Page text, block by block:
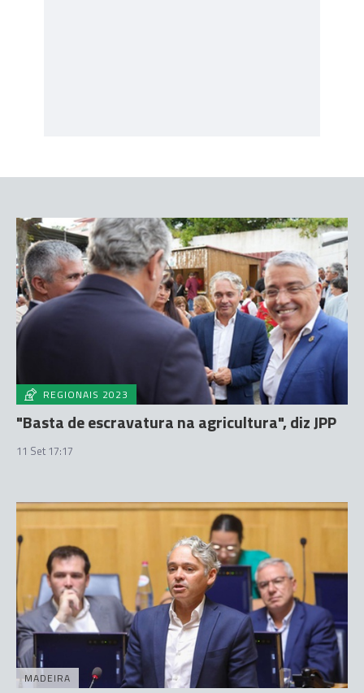
REGIONAIS 2023
"Basta de escravatura na agricultura", diz JPP
11 Set 17:17
MADEIRA